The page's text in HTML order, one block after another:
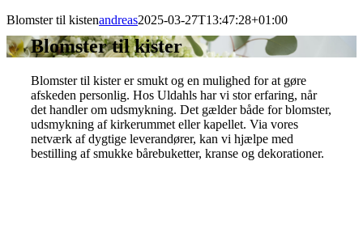
Blomster til kistenandreas2025-03-27T13:47:28+01:00
Blomster til kister
Blomster til kister er smukt og en mulighed for at gøre
afskeden personlig. Hos Uldahls har vi stor erfaring, når
det handler om udsmykning. Det gælder både for blomster,
udsmykning af kirkerummet eller kapellet. Via vores
netværk af dygtige leverandører, kan vi hjælpe med
bestilling af smukke bårebuketter, kranse og dekorationer.